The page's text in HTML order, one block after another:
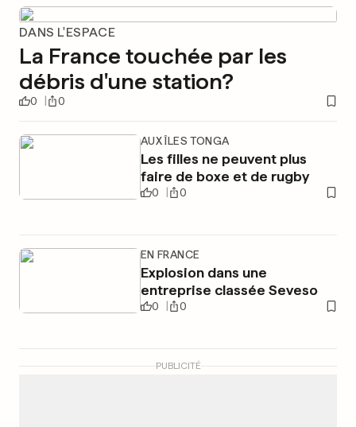
DANS L'ESPACE
La France touchée par les
débris d'une station?
0 0
AUX ÎLES TONGA
Les filles ne peuvent plus
faire de boxe et de rugby
0 0
EN FRANCE
Explosion dans une
entreprise classée Seveso
0 0
PUBLICITÉ